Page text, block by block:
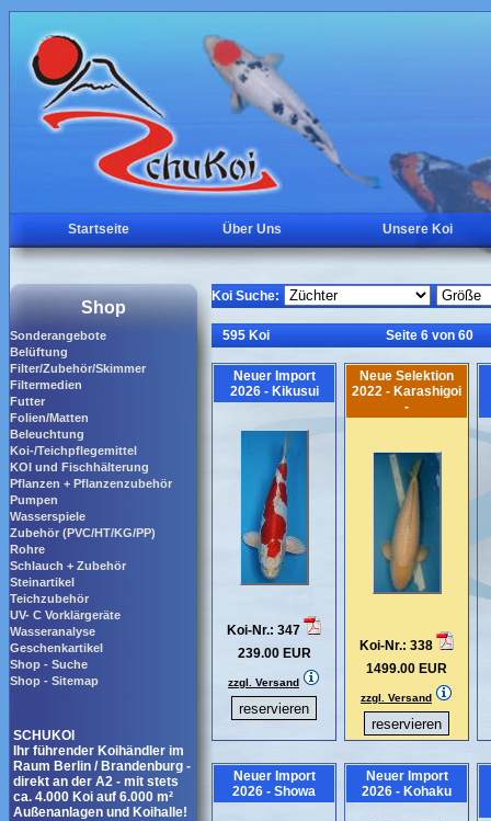
Startseite Über Uns Unsere Koi
Shop
Sonderangebote
Belüftung
Filter/Zubehör/Skimmer
Filtermedien
Futter
Folien/Matten
Beleuchtung
Koi-/Teichpflegemittel
KOI und Fischhälterung
Pflanzen + Pflanzenzubehör
Pumpen
Wasserspiele
Zubehör (PVC/HT/KG/PP)
Rohre
Schlauch + Zubehör
Steinartikel
Teichzubehör
UV- C Vorklärgeräte
Wasseranalyse
Geschenkartikel
Shop - Suche
Shop - Sitemap
SCHUKOI
Ihr führender Koihändler im
Raum Berlin / Brandenburg -
direkt an der A2 - mit stets
ca. 4.000 Koi auf 6.000 m²
Außenanlagen und Koihalle!
Koi Suche:
595 Koi Seite 6 von 60
Neuer Import
2026 - Kikusui
Koi-Nr.: 347
239.00 EUR
zzgl. Versand
Neue Selektion
2022 - Karashigoi
-
Koi-Nr.: 338
1499.00 EUR
zzgl. Versand
Neuer Import
2026 - Showa
Neuer Import
2026 - Kohaku